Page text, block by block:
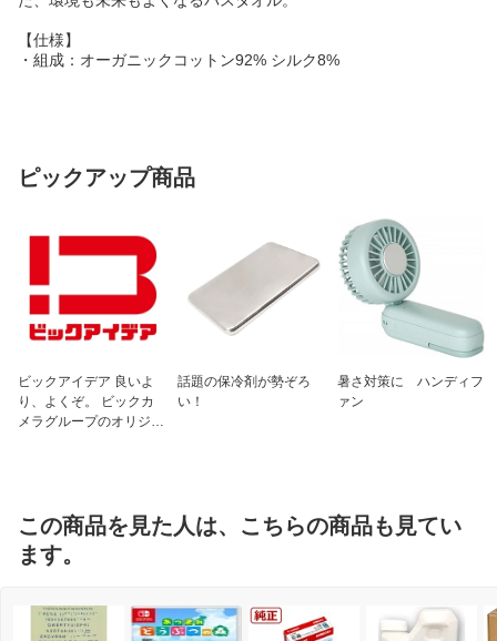
【仕様】
・組成：オーガニックコットン92% シルク8%
ピックアップ商品
ビックアイデア 良いよ
り、よくぞ。 ビックカ
メラグループのオリジナ
話題の保冷剤が勢ぞろ
い！
暑さ対策に ハンディフ
ァン
この商品を見た人は、こちらの商品も見てい
ます。